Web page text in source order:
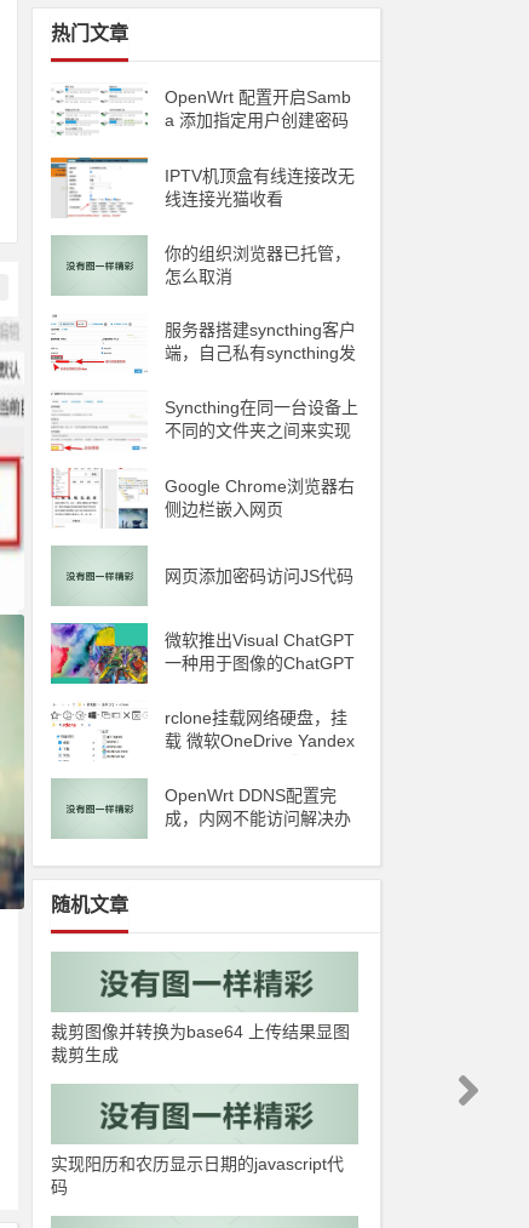
es错误
热门文章
OpenWrt 配置开启Samb
a 添加指定用户创建密码
IPTV机顶盒有线连接改无
线连接光猫收看
你的组织浏览器已托管，
怎么取消
服务器搭建syncthing客户
端，自己私有syncthing发
Syncthing在同一台设备上
不同的文件夹之间来实现
ing备份到云储存
Google Chrome浏览器右
侧边栏嵌入网页
网页添加密码访问JS代码
微软推出Visual ChatGPT
一种用于图像的ChatGPT
T 4 将能够制作视频
rclone挂载网络硬盘，挂
载 微软OneDrive Yandex
OS
OpenWrt DDNS配置完
成，内网不能访问解决办
随机文章
裁剪图像并转换为base64 上传结果显图
裁剪生成
实现阳历和农历显示日期的javascript代
码